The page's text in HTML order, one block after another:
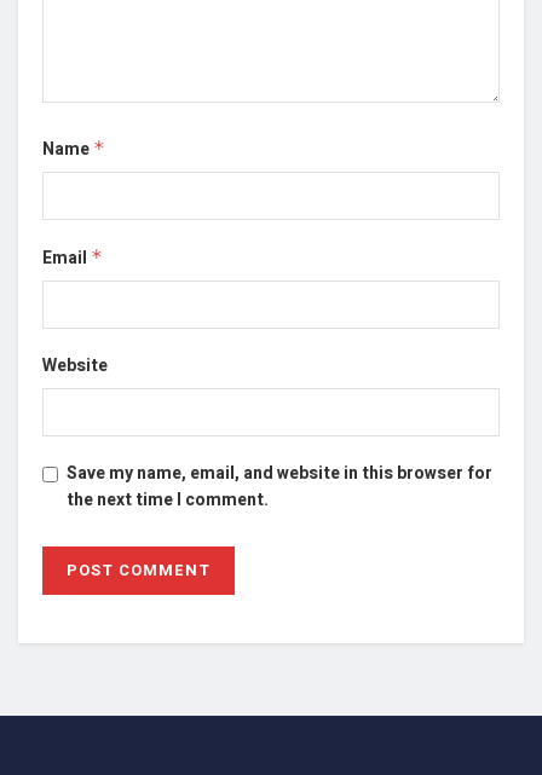
Name *
Email *
Website
Save my name, email, and website in this browser for
the next time I comment.